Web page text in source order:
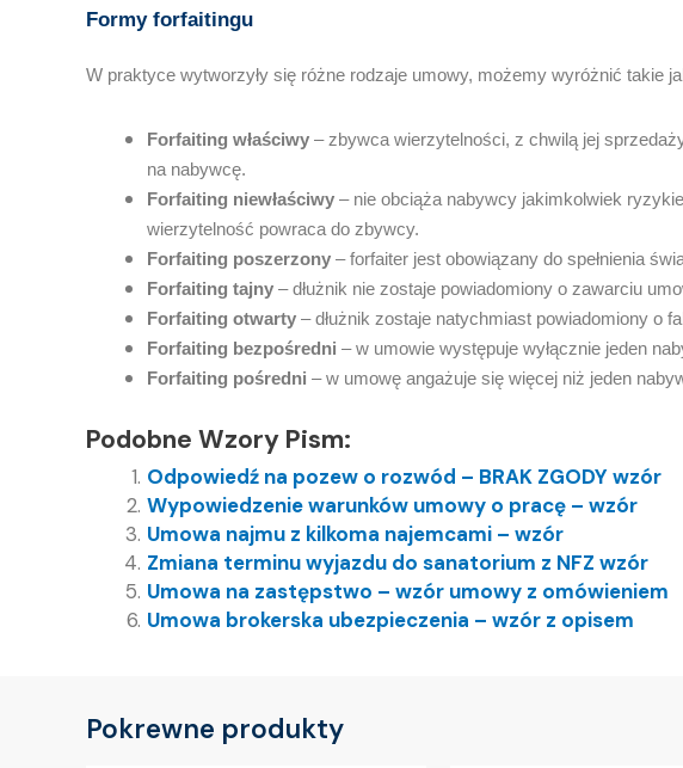
Formy forfaitingu
W praktyce wytworzyły się różne rodzaje umowy, możemy wyróżnić takie
Forfaiting właściwy – zbywca wierzytelności, z chwilą jej
na nabywcę.
Forfaiting niewłaściwy – nie obciąża nabywcy jakimkolwiek
wierzytelność powraca do zbywcy.
Forfaiting poszerzony – forfaiter jest obowiązany do spełnienia
Forfaiting tajny – dłużnik nie zostaje powiadomiony o zawarciu
Forfaiting otwarty – dłużnik zostaje natychmiast powiadomiony o
Forfaiting bezpośredni – w umowie występuje wyłącznie jeden
Forfaiting pośredni – w umowę angażuje się więcej niż jeden
Podobne Wzory Pism:
Odpowiedź na pozew o rozwód – BRAK ZGODY wzór
Wypowiedzenie warunków umowy o pracę – wzór
Umowa najmu z kilkoma najemcami – wzór
Zmiana terminu wyjazdu do sanatorium z NFZ wzór
Umowa na zastępstwo – wzór umowy z omówieniem
Umowa brokerska ubezpieczenia – wzór z opisem
Pokrewne produkty